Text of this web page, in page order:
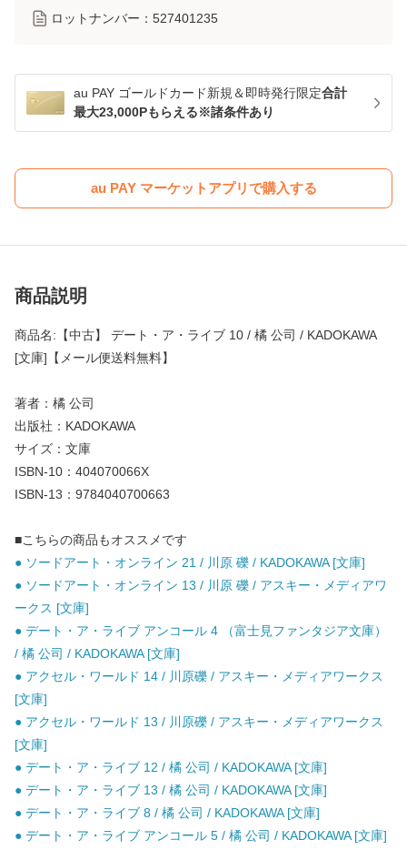
ロットナンバー： 527401235
au PAY ゴールドカード新規＆即時発行限定合計
最大23,000Pもらえる※諸条件あり
au PAY マーケットアプリで購入する
商品説明
商品名:【中古】 デート・ア・ライブ 10 / 橘 公司 / KADOKAWA
[文庫]【メール便送料無料】
著者：橘 公司
出版社：KADOKAWA
サイズ：文庫
ISBN-10：404070066X
ISBN-13：9784040700663
■こちらの商品もオススメです
● ソードアート・オンライン 21 / 川原 礫 / KADOKAWA [文庫]
● ソードアート・オンライン 13 / 川原 礫 / アスキー・メディアワ
ークス [文庫]
● デート・ア・ライブ アンコール 4 （富士見ファンタジア文庫）
/ 橘 公司 / KADOKAWA [文庫]
● アクセル・ワールド 14 / 川原礫 / アスキー・メディアワークス
[文庫]
● アクセル・ワールド 13 / 川原礫 / アスキー・メディアワークス
[文庫]
● デート・ア・ライブ 12 / 橘 公司 / KADOKAWA [文庫]
● デート・ア・ライブ 13 / 橘 公司 / KADOKAWA [文庫]
● デート・ア・ライブ 8 / 橘 公司 / KADOKAWA [文庫]
● デート・ア・ライブ アンコール 5 / 橘 公司 / KADOKAWA [文庫]